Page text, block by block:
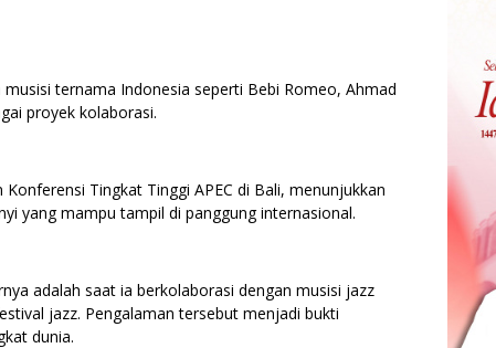
ternama Indonesia seperti Bebi Romeo, Ahmad
proyek kolaborasi.
Tingkat Tinggi APEC di Bali, menunjukkan
yang mampu tampil di panggung internasional.
adalah saat ia berkolaborasi dengan musisi jazz
jazz. Pengalaman tersebut menjadi bukti
dunia.